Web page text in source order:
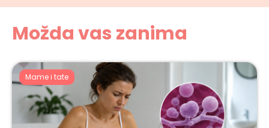
Možda vas zanima
Mame i tate